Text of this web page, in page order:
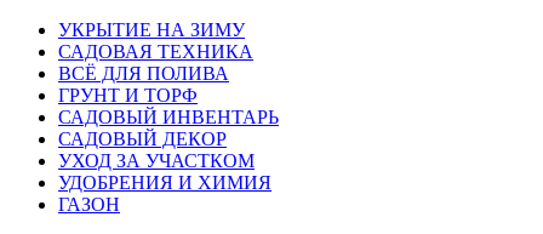
УКРЫТИЕ НА ЗИМУ
САДОВАЯ ТЕХНИКА
ВСЁ ДЛЯ ПОЛИВА
ГРУНТ И ТОРФ
САДОВЫЙ ИНВЕНТАРЬ
САДОВЫЙ ДЕКОР
УХОД ЗА УЧАСТКОМ
УДОБРЕНИЯ И ХИМИЯ
ГАЗОН